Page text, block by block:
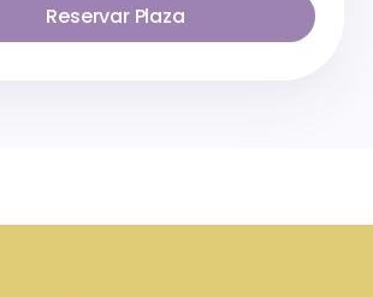
Reservar Plaza